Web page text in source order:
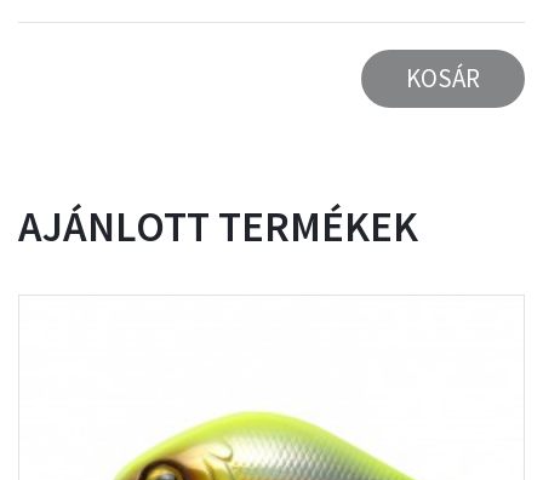
KOSÁR
AJÁNLOTT TERMÉKEK